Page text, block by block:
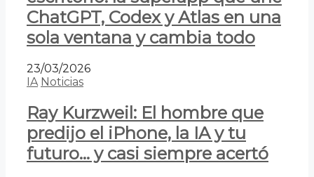
ChatGPT, Codex y Atlas en una
sola ventana y cambia todo
23/03/2026
IA Noticias
Ray Kurzweil: El hombre que
predijo el iPhone, la IA y tu
futuro… y casi siempre acertó